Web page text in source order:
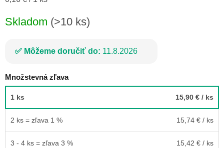
Skladom (>10 ks)
Môžeme doručiť do: 11.8.2026
Množstevná zľava
1 ks 15,90 € / ks
2 ks = zľava 1 % 15,74 € / ks
3 - 4 ks = zľava 3 % 15,42 € / ks